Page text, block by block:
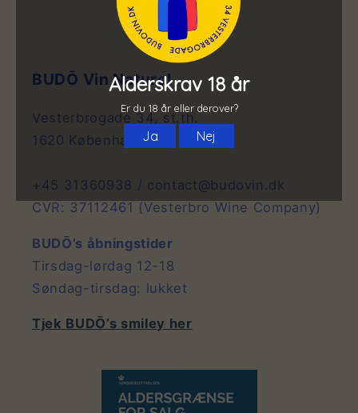
BUDŌ Vin Naturel
Vesterbrogade 34, st.th.
1620 København V
+45 31360938 / contact@budovin.dk
CVR: 37112461 (Vesterbro Wine Company)
BUDŌ’s åbningstider
Tirsdag-lørdag 12-18
Søndag-tirsdag: lukket
Tjek BUDŌ’s smiley her